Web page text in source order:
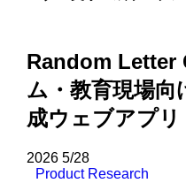
Random Letter
ム・教育現場向
成ウェブアプリ
2026 5/28
Product Research